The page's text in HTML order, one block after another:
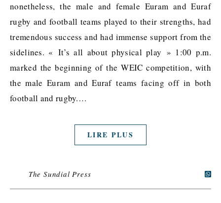
nonetheless, the male and female Euram and Euraf
rugby and football teams played to their strengths, had
tremendous success and had immense support from the
sidelines. « It’s all about physical play » 1:00 p.m.
marked the beginning of the WEIC competition, with
the male Euram and Euraf teams facing off in both
football and rugby.…
LIRE PLUS
The Sundial Press